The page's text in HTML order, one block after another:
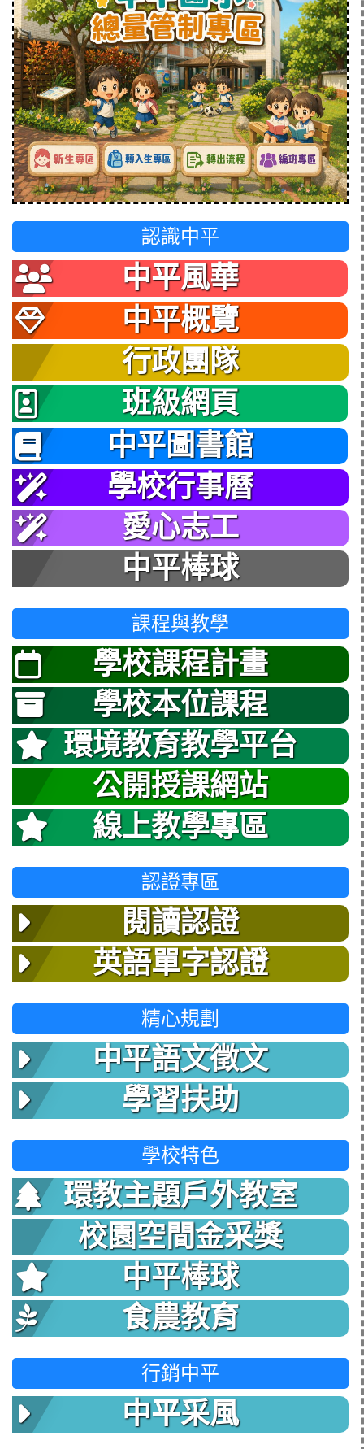
認識中平
中平風華
中平概覽
行政團隊
班級網頁
中平圖書館
學校行事曆
愛心志工
中平棒球
課程與教學
學校課程計畫
學校本位課程
環境教育教學平台
公開授課網站
線上教學專區
認證專區
閱讀認證
英語單字認證
精心規劃
中平語文徵文
學習扶助
學校特色
環教主題戶外教室
校園空間金采獎
中平棒球
食農教育
行銷中平
中平采風